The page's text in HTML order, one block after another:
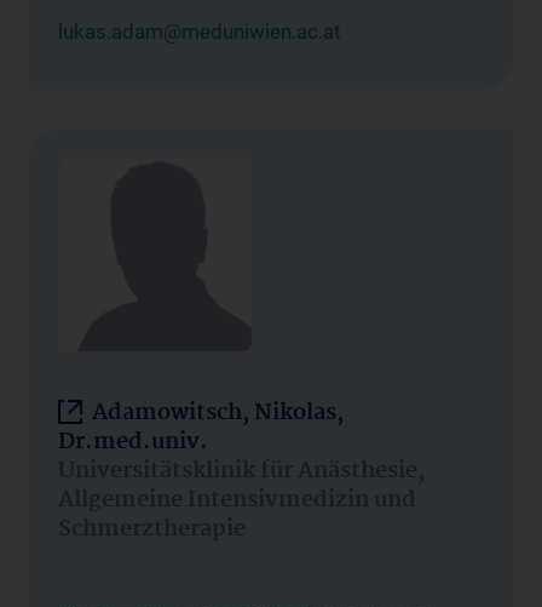
lukas.adam@meduniwien.ac.at
Adamowitsch, Nikolas,
Dr.med.univ.
Universitätsklinik für Anästhesie,
Allgemeine Intensivmedizin und
Schmerztherapie